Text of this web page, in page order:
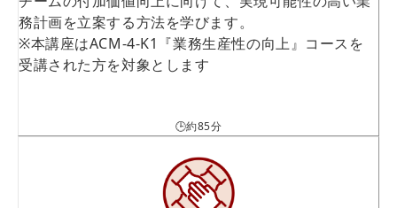
務計画を立案する方法を学びます。
※本講座はACM-4-K1『業務生産性の向上』コースを
受講された方を対象とします
🕒約85分